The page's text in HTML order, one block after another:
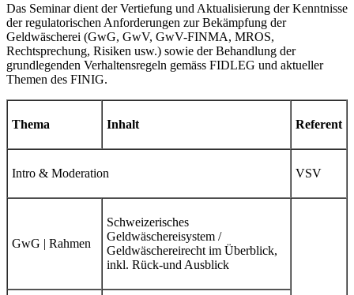
Das Seminar dient der Vertiefung und Aktualisierung der Kenntnisse
der regulatorischen Anforderungen zur Bekämpfung der
Geldwäscherei (GwG, GwV, GwV-FINMA, MROS,
Rechtsprechung, Risiken usw.) sowie der Behandlung der
grundlegenden Verhaltensregeln gemäss FIDLEG und aktueller
Themen des FINIG.
Thema Inhalt Referent
Intro & Moderation VSV
GwG | Rahmen
Schweizerisches
Geldwäschereisystem /
Geldwäschereirecht im Überblick,
inkl. Rück-und Ausblick